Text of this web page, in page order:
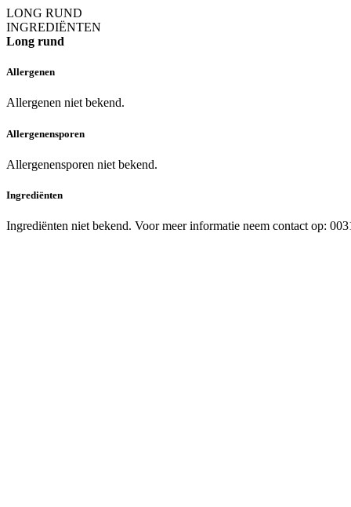
LONG RUND
INGREDIËNTEN
Long rund
Allergenen
Allergenen niet bekend.
Allergenensporen
Allergenensporen niet bekend.
Ingrediënten
Ingrediënten niet bekend. Voor meer informatie neem contact op: